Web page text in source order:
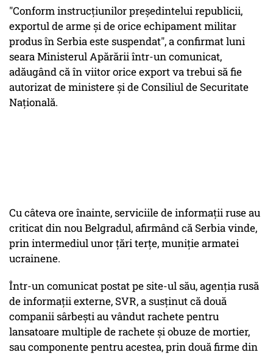
"Conform instrucţiunilor preşedintelui republicii,
exportul de arme şi de orice echipament militar
produs în Serbia este suspendat", a confirmat luni
seara Ministerul Apărării într-un comunicat,
adăugând că în viitor orice export va trebui să fie
autorizat de ministere şi de Consiliul de Securitate
Naţională.
Cu câteva ore înainte, serviciile de informaţii ruse au
criticat din nou Belgradul, afirmând că Serbia vinde,
prin intermediul unor ţări terţe, muniţie armatei
ucrainene.
Într-un comunicat postat pe site-ul său, agenţia rusă
de informaţii externe, SVR, a susţinut că două
companii sârbeşti au vândut rachete pentru
lansatoare multiple de rachete şi obuze de mortier,
sau componente pentru acestea, prin două firme din